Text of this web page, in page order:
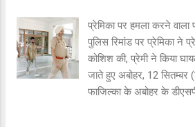
जांच जारी है।
प्रेमिका पर हमला करने
पुलिस रिमांड पर प्रेमिका ने
कोशिश की, प्रेमी ने किया
जाते हुए अबोहर, 12 सितम्बर
फाजिल्का के अबोहर के